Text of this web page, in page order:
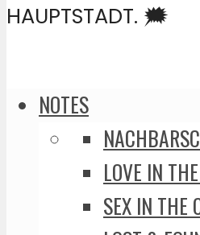
HAUPTSTADT. 🗯️
NOTES
LOVE IN
SEX IN THE